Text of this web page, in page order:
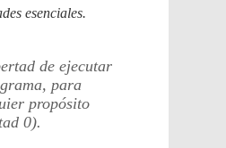
esenciales.
de ejecutar
para
propósito
0).